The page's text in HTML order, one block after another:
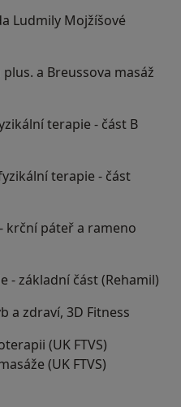
Ludmily Mojžíšové
a Breussova masáž
terapie - část B
terapie - část
krční páteř a rameno
- základní část (Rehamil)
a zdraví, 3D Fitness
(UK FTVS)
(UK FTVS)